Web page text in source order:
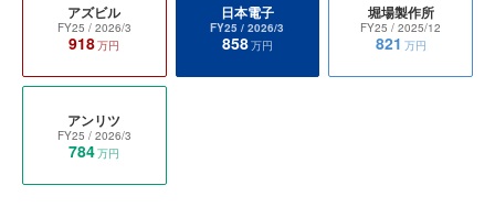
アズビル
FY25 / 2026/3
918万円
日本電子
FY25 / 2026/3
858万円
堀場製作所
FY25 / 2025/12
821 万円
アンリツ
FY25 / 2026/3
784万円